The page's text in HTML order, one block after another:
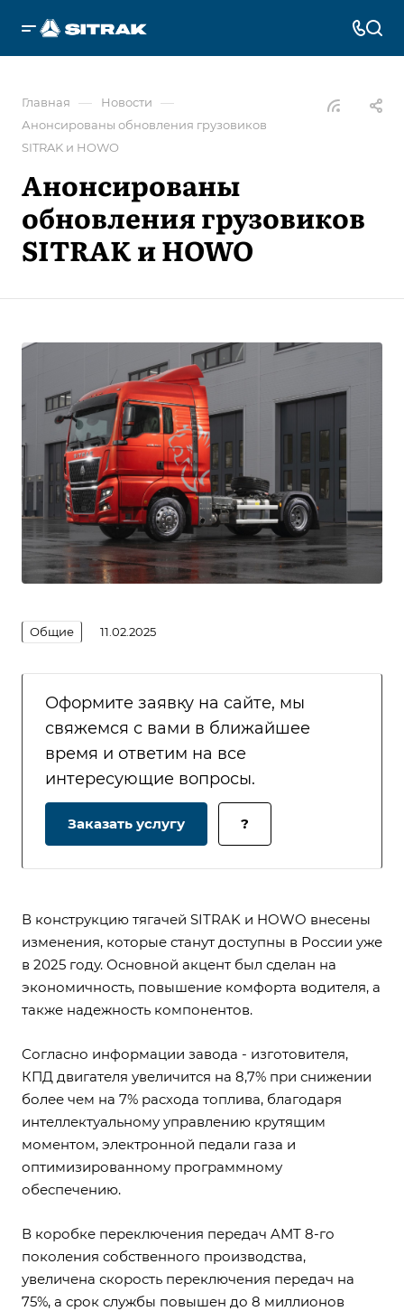
Главная — Новости —
Анонсированы обновления грузовиков
SITRAK и HOWO
Анонсированы
обновления грузовиков
SITRAK и HOWO
Общие 11.02.2025
Оформите заявку на сайте, мы
свяжемся с вами в ближайшее
время и ответим на все
интересующие вопросы.
Заказать услугу ?
В конструкцию тягачей SITRAK и HOWO внесены
изменения, которые станут доступны в России уже
в 2025 году. Основной акцент был сделан на
экономичность, повышение комфорта водителя, а
также надежность компонентов.
Согласно информации завода - изготовителя,
КПД двигателя увеличится на 8,7% при снижении
более чем на 7% расхода топлива, благодаря
интеллектуальному управлению крутящим
моментом, электронной педали газа и
оптимизированному программному
обеспечению.
В коробке переключения передач AMT 8-го
поколения собственного производства,
увеличена скорость переключения передач на
75%, а срок службы повышен до 8 миллионов